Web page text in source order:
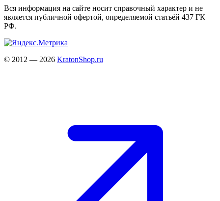
Вся информация на сайте носит справочный характер и не
является публичной офертой, определяемой статьёй 437 ГК
РФ.
© 2012 — 2026 KratonShop.ru